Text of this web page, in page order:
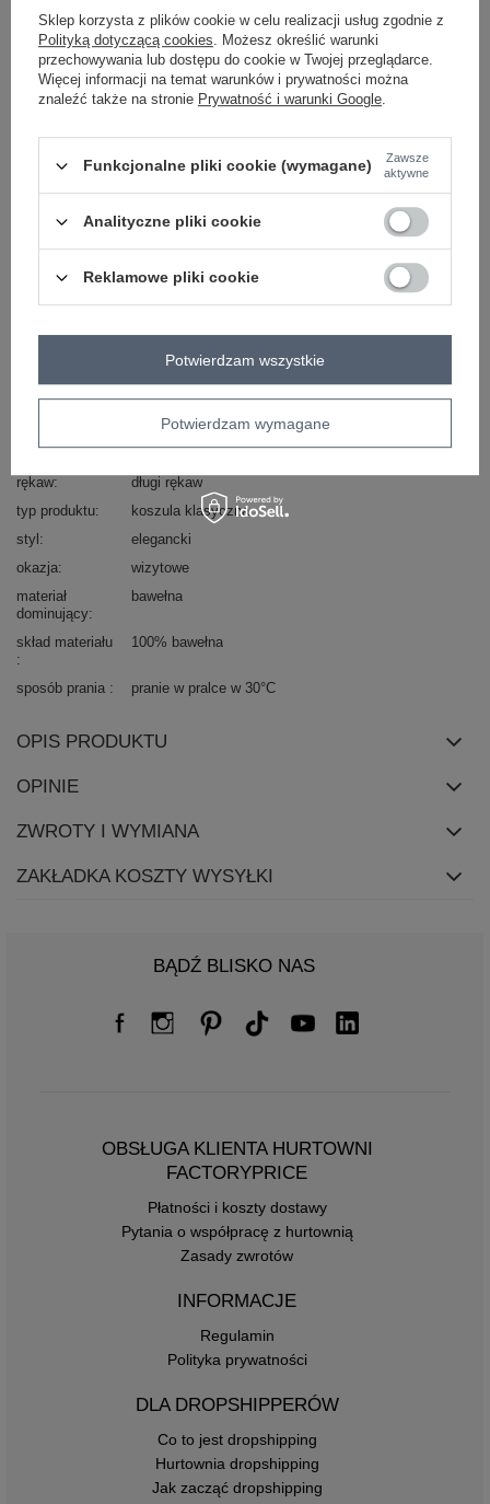
czarny
ZALOGUJ SIĘ I ZOBACZ CENĘ
Masz pytanie? Chętnie pomożemy.
sposób prania : pranie w pralce w 30°C
dominujący
rękaw
długi rękaw
typ produktu
koszula klasyczna
styl
elegancki
okazja
wizytowe
materiał
dominujący
bawełna
skład materiału 100% bawełna
sposób prania pranie w pralce w 30°C
OPIS PRODUKTU
OPINIE
ZWROTY I WYMIANA
ZAKŁADKA KOSZTY WYSYŁKI
BĄDŹ BLISKO NAS
OBSŁUGA KLIENTA HURTOWNI
FACTORYPRICE
Płatności i koszty dostawy
Pytania o współpracę z hurtownią
Zasady zwrotów
INFORMACJE
Regulamin
Polityka prywatności
DLA DROPSHIPPERÓW
Co to jest dropshipping
Hurtownia dropshipping
Jak zacząć dropshipping
Sklep korzysta z plików cookie w celu realizacji usług zgodnie z
Polityką dotyczącą cookies. Możesz określić warunki
przechowywania lub dostępu do cookie w Twojej przeglądarce.
Więcej informacji na temat warunków i prywatności można
znaleźć także na stronie Prywatność i warunki Google.
Funkcjonalne pliki cookie (wymagane)
Zawsze
aktywne
Analityczne pliki cookie
Reklamowe pliki cookie
Potwierdzam wymagane
Potwierdzam wszystkie